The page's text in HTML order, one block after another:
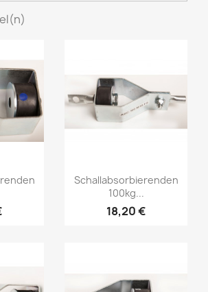
Vorschau
Schallabsorbierenden
100kg...
18,20 €